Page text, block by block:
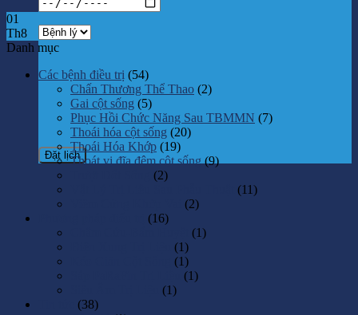
01
Th8
Danh mục
Các bệnh điều trị (54)
Chấn Thương Thể Thao (2)
Gai cột sống (5)
Phục Hồi Chức Năng Sau TBMMN (7)
Thoái hóa cột sống (20)
Thoái Hóa Khớp (19)
Thoát vị đĩa đệm cột sống(9)
(2)
(11)
(2)
(16)
(1)
(1)
(1)
(1)
(1)
(38)